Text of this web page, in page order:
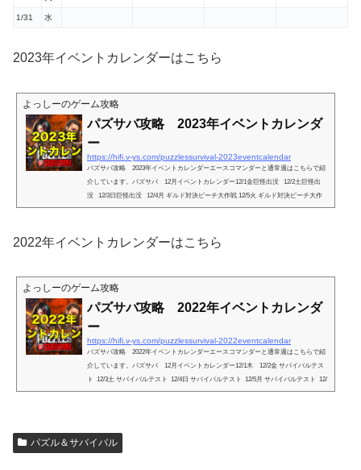
1/31 水
2023年イベントカレンダーはこちら
よっしーのゲーム攻略
パズサバ攻略 2023年イベントカレンダ
ー
https://hifi.v-ys.com/puzzlessurvival-2023eventcalendar
パズサバ攻略 2023年イベントカレンダーエースコマンダーと通常週はこちらで紹
介しています。パズサバ 12月イベントカレンダー12/1金巨怪出没 12/2土巨怪出
没 12/3日巨怪出没 12/4月 ギルド対決ビーチ大作戦 12/5火 ギルド対決ビーチ大作
戦 12/6水機甲修復ギルド対決ビーチ大作戦 12/7木機甲修復ギルド対決 12/8金機甲修
の影 &a...
2022年イベントカレンダーはこちら
よっしーのゲーム攻略
パズサバ攻略 2022年イベントカレンダ
ー
https://hifi.v-ys.com/puzzlessurvival-2022eventcalendar
パズサバ攻略 2022年イベントカレンダーエースコマンダーと通常週はこちらで紹
介しています。パズサバ 12月イベントカレンダー12/1木 12/2金 サバイバルテス
ト 12/3土 サバイバルテスト 12/4日 サバイバルテスト 12/5月 サバイバルテスト 12/
6火サッカーコート訪問サバイバルテスト ラッキールーレット12/7水サッカーコート
0土 ギルド制覇-試合段階 12/11日 ...
パズル＆サバイバル